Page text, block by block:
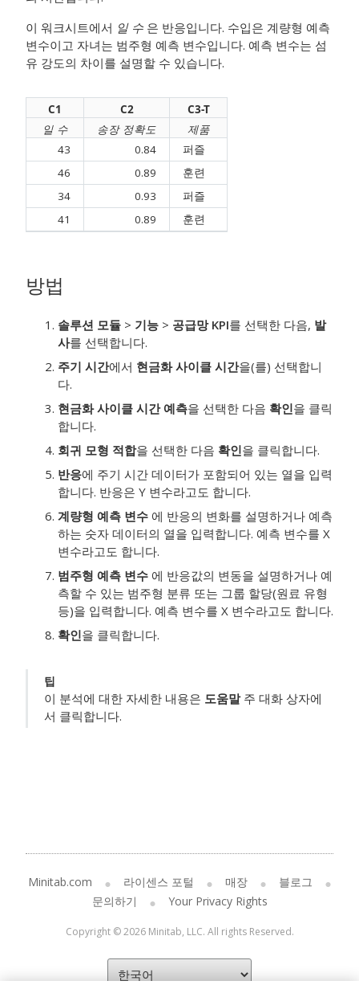
이 워크시트에서 일 수은 반응입니다. 수입은 계량형 예측
변수이고 자녀는 범주형 예측 변수입니다. 예측 변수는 섬
유 강도의 차이를 설명할 수 있습니다.
C1 C2
C3-T
일 수
송장 정확도
제품
43
0.84
퍼즐
46
0.89
훈련
34
0.93
퍼즐
41
0.89 훈련
방법
솔루션 모듈 > 기능 > 공급망 KPI를 선택한 다음, 발
사를 선택합니다.
주기 시간에서 현금화 사이클 시간을(를) 선택합니
다.
현금화 사이클 시간 예측을 선택한 다음 확인을 클릭
합니다.
회귀 모형 적합을 선택한 다음 확인을 클릭합니다.
반응에 주기 시간 데이터가 포함되어 있는 열을 입력
합니다. 반응은 Y 변수라고도 합니다.
계량형 예측 변수 에 반응의 변화를 설명하거나 예측
하는 숫자 데이터의 열을 입력합니다. 예측 변수를 X
변수라고도 합니다.
범주형 예측 변수 에 반응값의 변동을 설명하거나 예
측할 수 있는 범주형 분류 또는 그룹 할당(원료 유형
등)을 입력합니다. 예측 변수를 X 변수라고도 합니다.
확인을 클릭합니다.
팁
이 분석에 대한 자세한 내용은 도움말주 대화 상자에
서 클릭합니다.
Minitab.com 라이센스 포털 매장
블로그
문의하기
Your Privacy Rights
Copyright © 2026 Minitab, LLC. All rights Reserved.